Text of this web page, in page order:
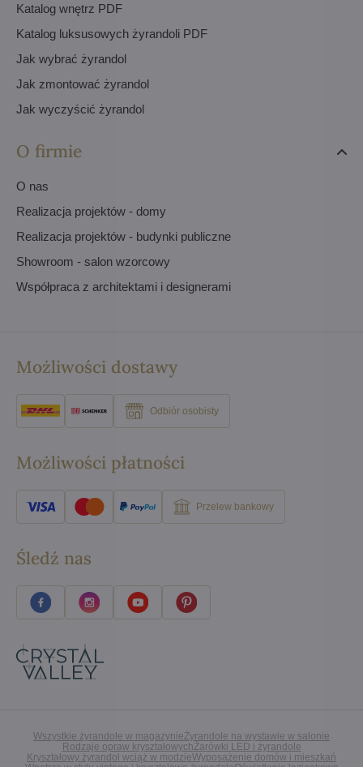
Katalog wnętrz PDF
Katalog luksusowych żyrandoli PDF
Jak wybrać żyrandol
Jak zmontować żyrandol
Jak wyczyścić żyrandol
O firmie
O nas
Realizacja projektów - domy
Realizacja projektów - budynki publiczne
Showroom - salon wzorcowy
Współpraca z architektami i designerami
Możliwości dostawy
Odbiór osobisty
Możliwości płatności
Przelew bankowy
Śledź nas
Wszystkie żyrandole w magazynieŻyrandole na wystawie w salonie
Rodzaje opraw kryształowychŻarówki LED i żyrandole
Kryształowy żyrandol wciąż w modzieWyposażenie domów i mieszkań